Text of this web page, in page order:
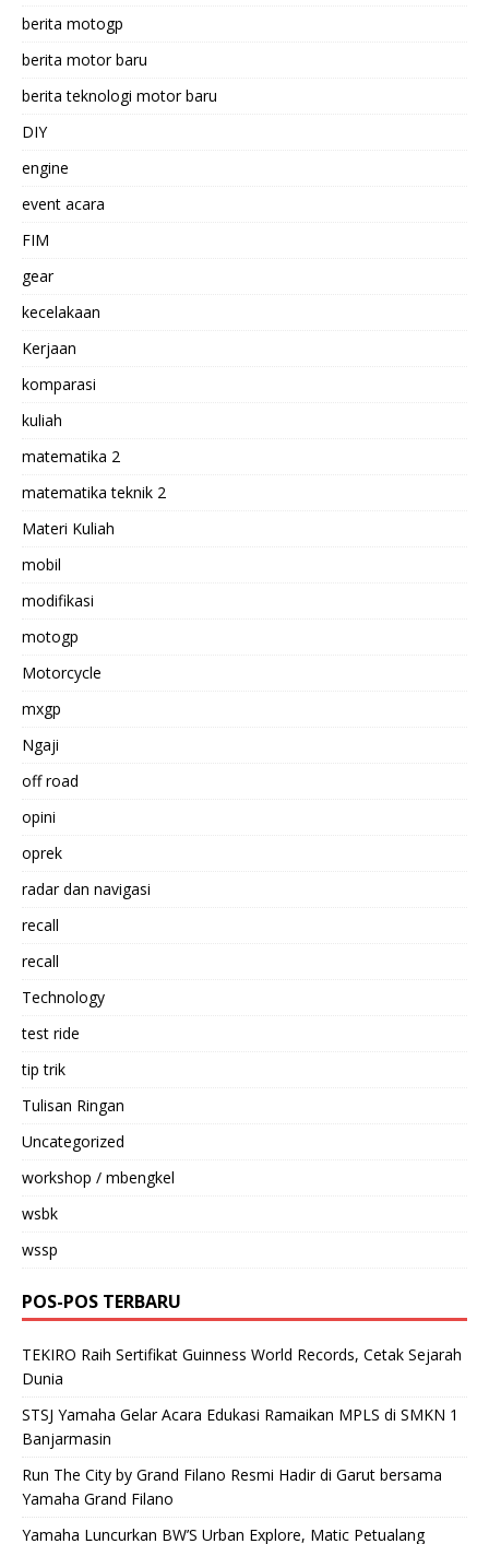
berita motogp
berita motor baru
berita teknologi motor baru
DIY
engine
event acara
FIM
gear
kecelakaan
Kerjaan
komparasi
kuliah
matematika 2
matematika teknik 2
Materi Kuliah
mobil
modifikasi
motogp
Motorcycle
mxgp
Ngaji
off road
opini
oprek
radar dan navigasi
recall
recall
Technology
test ride
tip trik
Tulisan Ringan
Uncategorized
workshop / mbengkel
wsbk
wssp
POS-POS TERBARU
TEKIRO Raih Sertifikat Guinness World Records, Cetak Sejarah
Dunia
STSJ Yamaha Gelar Acara Edukasi Ramaikan MPLS di SMKN 1
Banjarmasin
Run The City by Grand Filano Resmi Hadir di Garut bersama
Yamaha Grand Filano
Yamaha Luncurkan BW’S Urban Explore, Matic Petualang